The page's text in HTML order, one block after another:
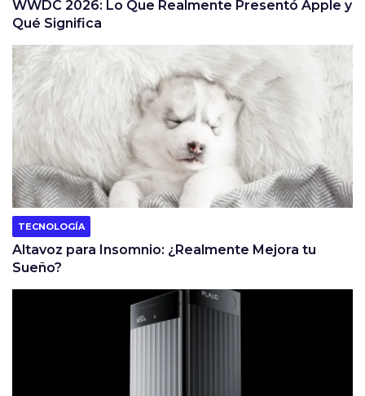
WWDC 2026: Lo Que Realmente Presentó Apple y
Qué Significa
TECNOLOGÍA
Altavoz para Insomnio: ¿Realmente Mejora tu
Sueño?